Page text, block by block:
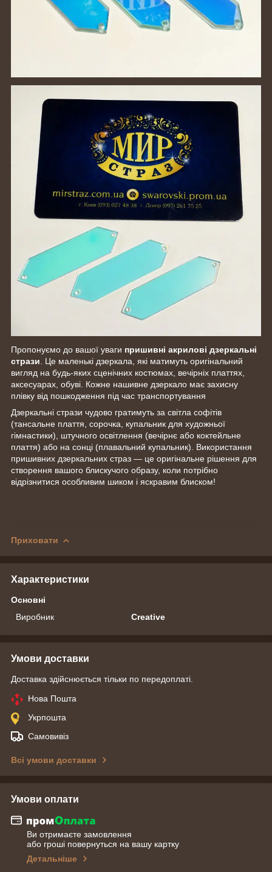
Пропонуємо до вашої уваги пришивні акрилові дзеркальні
стрази . Це маленькі дзеркала, які матимуть оригінальний
вигляд на будь-яких сценічних костюмах, вечірніх платтях,
аксесуарах, обуві. Кожне нашивне дзеркало має захисну
плівку від пошкодження під час транспортування
Дзеркальні стрази чудово гратимуть за світла софітів
(тансальне плаття, сорочка, купальник для художньої
гімнастики), штучного освітлення (вечірнє або коктейльне
плаття) або на сонці (плавальний купальник). Використання
пришивних дзеркальних страз — це оригінальне рішення для
створення вашого блискучого образу, коли потрібно
відрізнитися особливим шиком і яскравим блиском!
Приховати
Характеристики
Основні
Виробник
Creative
Умови доставки
Доставка здійснюється тільки по передоплаті.
Нова Пошта
Укрпошта
Самовивіз
Всі умови доставки
Умови оплати
Ви отримаєте замовлення
або гроші повернуться на вашу картку
Детальніше